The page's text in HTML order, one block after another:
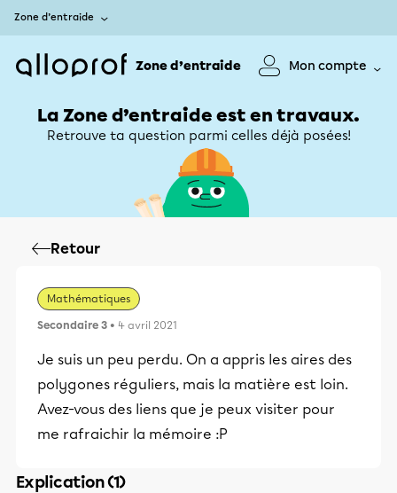
Zone d’entraide
Zone d’entraide Mon compte
La Zone d’entraide est en travaux.
Retrouve ta question parmi celles déjà posées!
Retour
Mathématiques
Secondaire 3 • 4 avril 2021
Je suis un peu perdu. On a appris les aires des
polygones réguliers, mais la matière est loin.
Avez-vous des liens que je peux visiter pour
me rafraichir la mémoire :P
Explication (1)